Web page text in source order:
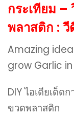
กระเทียม –
พลาสติก : วี
Amazing
grow Garlic
DIY ไอเดียเด็ด
ขวดพลาสติก